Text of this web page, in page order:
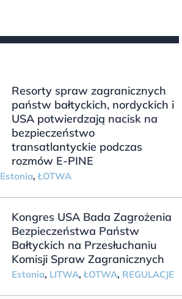
Resorty spraw zagranicznych
państw bałtyckich, nordyckich i
USA potwierdzają nacisk na
bezpieczeństwo
transatlantyckie podczas
rozmów E-PINE
Estonia,ŁOTWA
Kongres USA Bada Zagrożenia
Bezpieczeństwa Państw
Bałtyckich na Przesłuchaniu
Komisji Spraw Zagranicznych
Estonia, LITWA,ŁOTWA, REGULACJE